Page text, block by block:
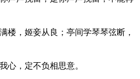
，姬妾从良；亭间学琴琴弦断，
，定不负相思意。